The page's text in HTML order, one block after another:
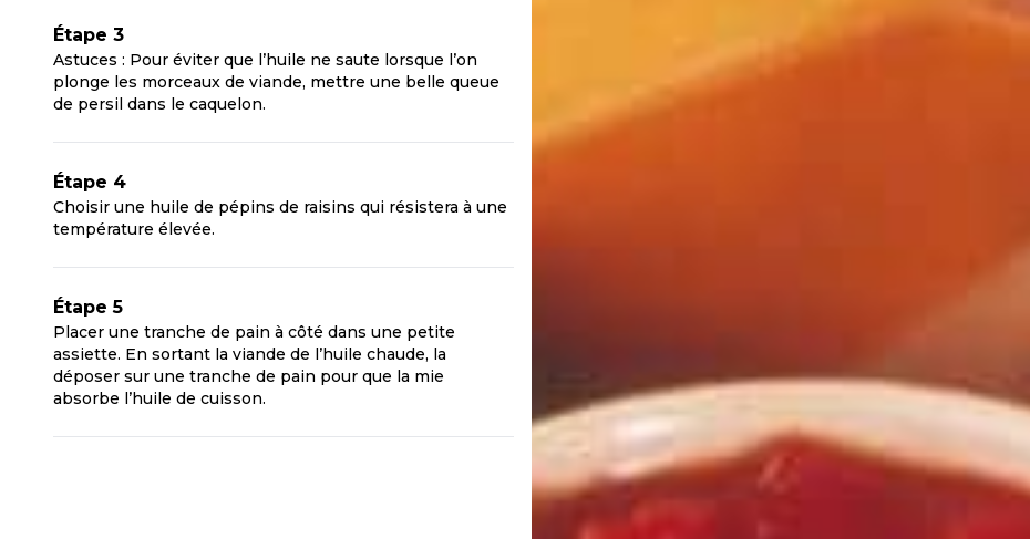
Étape 3
Astuces : Pour éviter que l’huile ne saute lorsque l’on
plonge les morceaux de viande, mettre une belle queue
de persil dans le caquelon.
Étape 4
Choisir une huile de pépins de raisins qui résistera à une
température élevée.
Étape 5
Placer une tranche de pain à côté dans une petite
assiette. En sortant la viande de l’huile chaude, la
déposer sur une tranche de pain pour que la mie
absorbe l’huile de cuisson.